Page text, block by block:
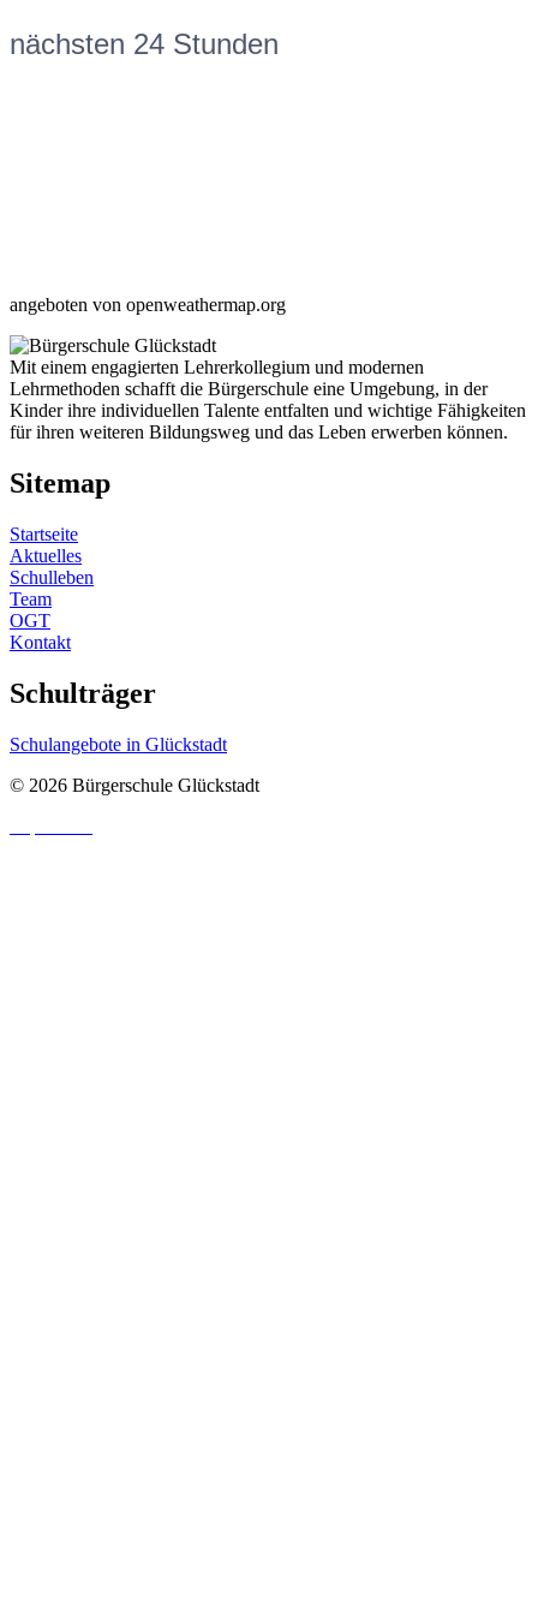
nächsten 24 Stunden
angeboten von openweathermap.org
Mit einem engagierten Lehrerkollegium und modernen
Lehrmethoden schafft die Bürgerschule eine Umgebung, in der
Kinder ihre individuellen Talente entfalten und wichtige Fähigkeiten
für ihren weiteren Bildungsweg und das Leben erwerben können.
Sitemap
Startseite
Aktuelles
Schulleben
Team
OGT
Kontakt
Schulträger
Schulangebote in Glückstadt
© 2026 Bürgerschule Glückstadt